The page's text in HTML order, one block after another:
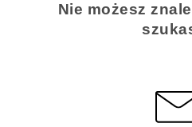
Nie możesz